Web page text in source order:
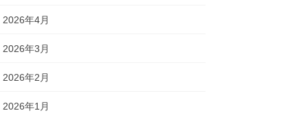
2026年4月
2026年3月
2026年2月
2026年1月